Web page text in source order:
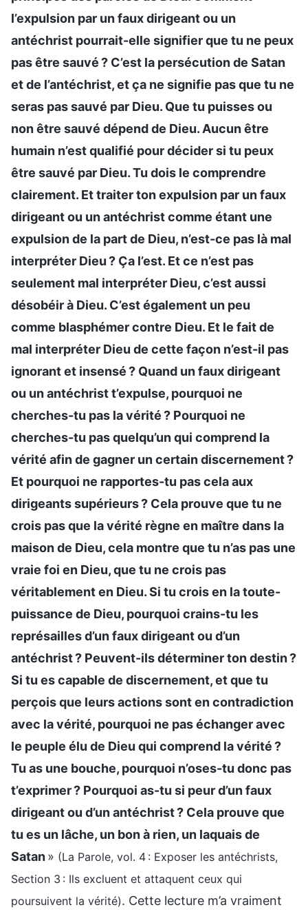
l’expulsion par un faux dirigeant ou un
antéchrist pourrait-elle signifier que tu ne peux
pas être sauvé ? C’est la persécution de Satan
et de l’antéchrist, et ça ne signifie pas que tu ne
seras pas sauvé par Dieu. Que tu puisses ou
non être sauvé dépend de Dieu. Aucun être
humain n’est qualifié pour décider si tu peux
être sauvé par Dieu. Tu dois le comprendre
clairement. Et traiter ton expulsion par un faux
dirigeant ou un antéchrist comme étant une
expulsion de la part de Dieu, n’est-ce pas là mal
interpréter Dieu ? Ça l’est. Et ce n’est pas
seulement mal interpréter Dieu, c’est aussi
désobéir à Dieu. C’est également un peu
comme blasphémer contre Dieu. Et le fait de
mal interpréter Dieu de cette façon n’est-il pas
ignorant et insensé ? Quand un faux dirigeant
ou un antéchrist t’expulse, pourquoi ne
cherches-tu pas la vérité ? Pourquoi ne
cherches-tu pas quelqu’un qui comprend la
vérité afin de gagner un certain discernement ?
Et pourquoi ne rapportes-tu pas cela aux
dirigeants supérieurs ? Cela prouve que tu ne
crois pas que la vérité règne en maître dans la
maison de Dieu, cela montre que tu n’as pas une
vraie foi en Dieu, que tu ne crois pas
véritablement en Dieu. Si tu crois en la toute-
puissance de Dieu, pourquoi crains-tu les
représailles d’un faux dirigeant ou d’un
antéchrist ? Peuvent-ils déterminer ton destin ?
Si tu es capable de discernement, et que tu
perçois que leurs actions sont en contradiction
avec la vérité, pourquoi ne pas échanger avec
le peuple élu de Dieu qui comprend la vérité ?
Tu as une bouche, pourquoi n’oses-tu donc pas
t’exprimer ? Pourquoi as-tu si peur d’un faux
dirigeant ou d’un antéchrist ? Cela prouve que
tu es un lâche, un bon à rien, un laquais de
Satan» (La Parole, vol. 4 : Exposer les antéchrists,
Section 3 : Ils excluent et attaquent ceux qui
poursuivent la vérité). Cette lecture m’a vraiment